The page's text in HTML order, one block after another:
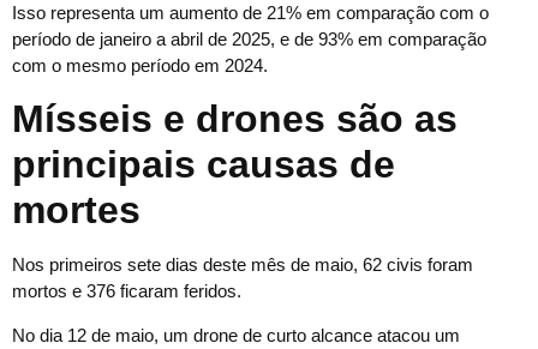
Isso representa um aumento de 21% em comparação com o
período de janeiro a abril de 2025, e de 93% em comparação
com o mesmo período em 2024.
Mísseis e drones são as
principais causas de
mortes
Nos primeiros sete dias deste mês de maio, 62 civis foram
mortos e 376 ficaram feridos.
No dia 12 de maio, um drone de curto alcance atacou um